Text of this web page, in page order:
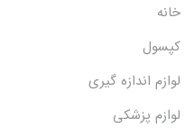
خانه
کپسول
لوازم اندازه گیری
لوازم پزشکی